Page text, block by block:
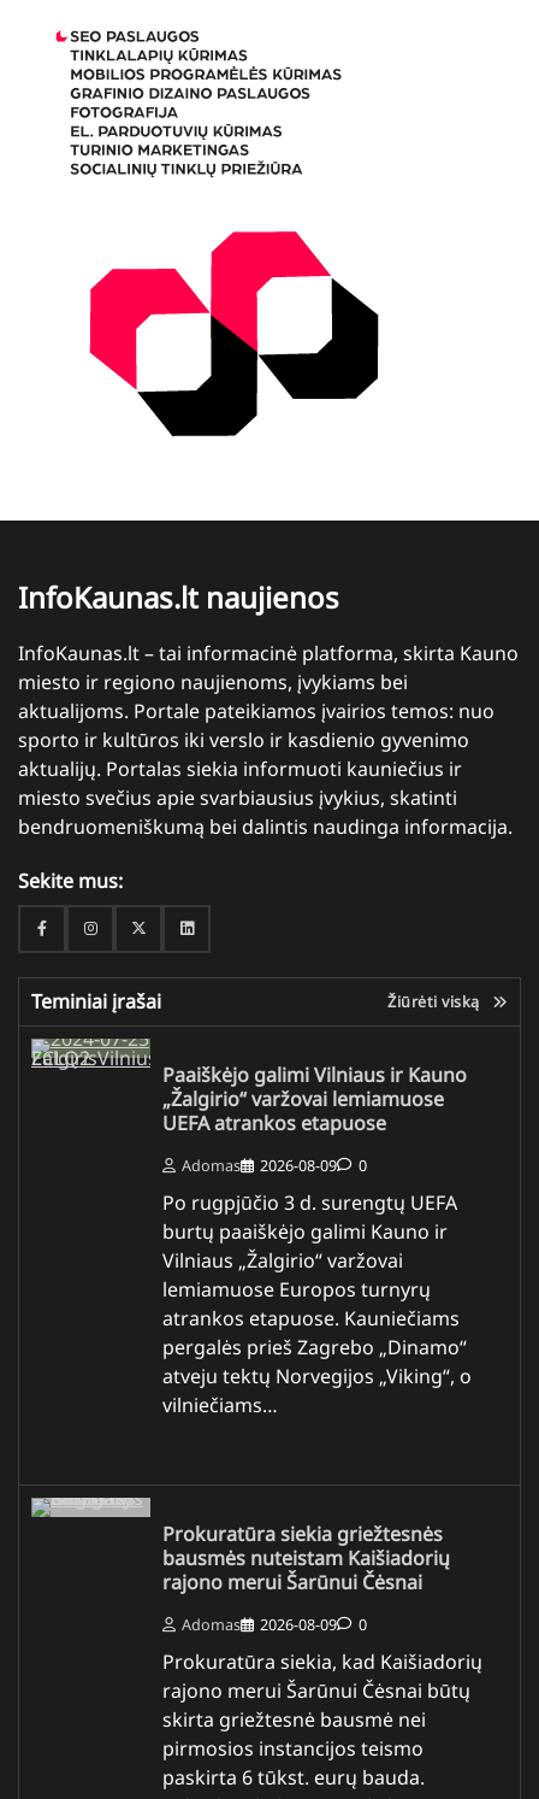
InfoKaunas.lt naujienos
InfoKaunas.lt – tai informacinė platforma, skirta Kauno
miesto ir regiono naujienoms, įvykiams bei
aktualijoms. Portale pateikiamos įvairios temos: nuo
sporto ir kultūros iki verslo ir kasdienio gyvenimo
aktualijų. Portalas siekia informuoti kauniečius ir
miesto svečius apie svarbiausius įvykius, skatinti
bendruomeniškumą bei dalintis naudinga informacija.
Sekite mus:
FacebookInstagramTwitterLinkedin
Teminiai įrašai Žiūrėti viską
Paaiškėjo galimi Vilniaus ir Kauno
„Žalgirio“ varžovai lemiamuose
UEFA atrankos etapuose
Adomas 2026-08-09 0
Po rugpjūčio 3 d. surengtų UEFA
burtų paaiškėjo galimi Kauno ir
Vilniaus „Žalgirio“ varžovai
lemiamuose Europos turnyrų
atrankos etapuose. Kauniečiams
pergalės prieš Zagrebo „Dinamo“
atveju tektų Norvegijos „Viking“, o
vilniečiams…
Prokuratūra siekia griežtesnės
bausmės nuteistam Kaišiadorių
rajono merui Šarūnui Čėsnai
Adomas 2026-08-09 0
Prokuratūra siekia, kad Kaišiadorių
rajono merui Šarūnui Čėsnai būtų
skirta griežtesnė bausmė nei
pirmosios instancijos teismo
paskirta 6 tūkst. eurų bauda.